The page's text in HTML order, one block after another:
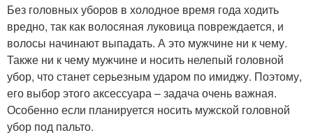
Без головных уборов в холодное время года ходить
вредно, так как волосяная луковица повреждается, и
волосы начинают выпадать. А это мужчине ни к чему.
Также ни к чему мужчине и носить нелепый головной
убор, что станет серьезным ударом по имиджу. Поэтому,
его выбор этого аксессуара – задача очень важная.
Особенно если планируется носить мужской головной
убор под пальто.